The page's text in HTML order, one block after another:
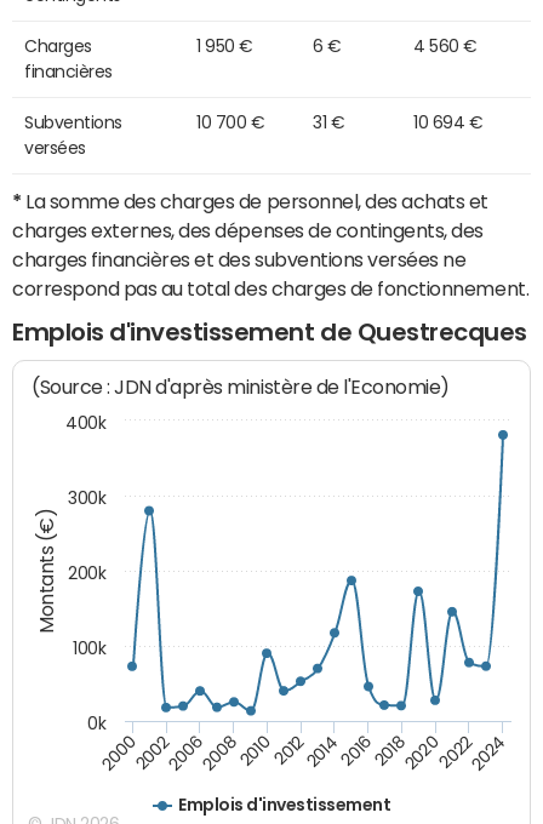
Charges
financières
1 950 € 6 € 4 560 €
Subventions
versées
10 700 € 31 € 10 694 €
* La somme des charges de personnel, des achats et
charges externes, des dépenses de contingents, des
charges financières et des subventions versées ne
correspond pas au total des charges de fonctionnement.
Emplois d'investissement de Questrecques
Montants (€)
(Source : JDN d'après ministère de l'Economie)
Emplois d'investissement
200020022006200820102012201420162018202020222024
0k
100k
200k
300k
400k